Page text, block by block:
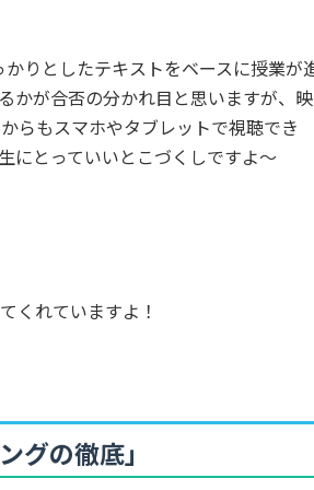
りとしたテキストをベースに授業が
かが合否の分かれ目と思いますが、映
らもスマホやタブレットで視聴でき
にとっていいとこづくしですよ〜
くれていますよ！
グの徹底」